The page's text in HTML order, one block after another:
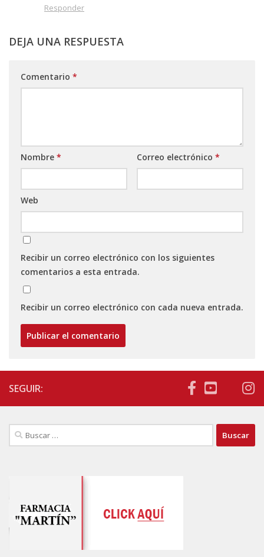
Responder
DEJA UNA RESPUESTA
Comentario *
Nombre * Correo electrónico *
Web
Recibir un correo electrónico con los siguientes
comentarios a esta entrada.
Recibir un correo electrónico con cada nueva entrada.
SEGUIR:
Buscar: